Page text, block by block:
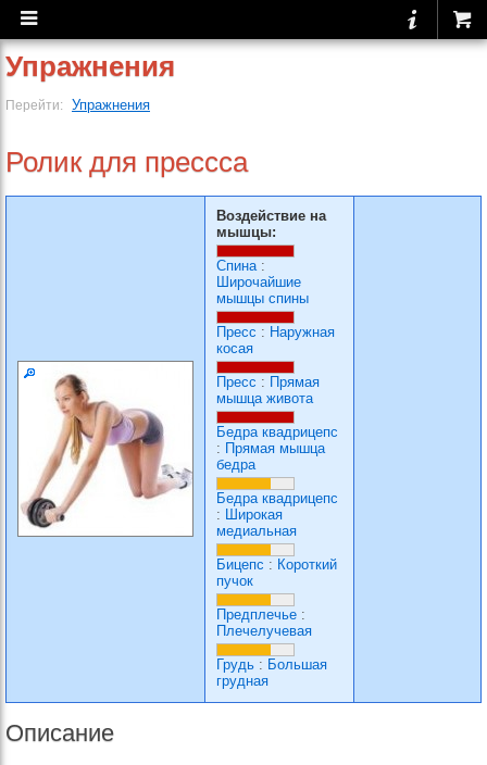
Упражнения
Перейти: Упражнения
Ролик для прессса
Воздействие на
мышцы:
Спина:
Широчайшие
мышцы спины
Пресс : Наружная
косая
Пресс : Прямая
мышца живота
Бедра квадрицепс
: Прямая мышца
бедра
Бедра квадрицепс
: Широкая
медиальная
Бицепс : Короткий
пучок
Предплечье :
Плечелучевая
Грудь : Большая
грудная
Описание